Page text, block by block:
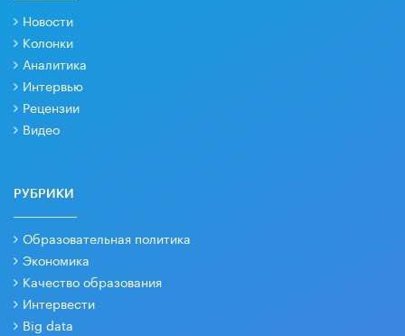
Новости
Колонки
Аналитика
Интервью
Рецензии
Видео
РУБРИКИ
Образовательная политика
Экономика
Качество образования
Интервести
Big data